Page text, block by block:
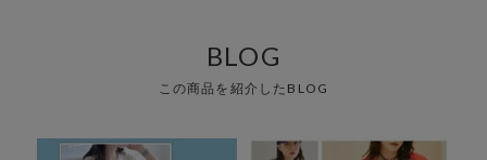
BLOG
この商品を紹介したBLOG